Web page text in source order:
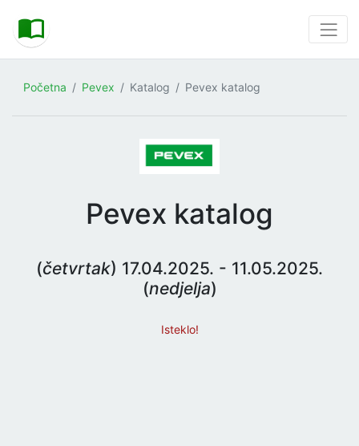
Početna Pevex Katalog Pevex katalog
Pevex katalog
(četvrtak) 17.04.2025. - 11.05.2025.
(nedjelja)
Isteklo!